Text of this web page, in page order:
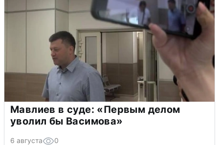
Мавлиев в суде: «Первым делом
уволил бы Васимова»
6 августа 0